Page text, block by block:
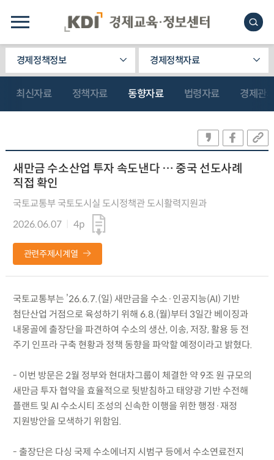
경제정책정보 경제정책자료
최신자료 정책자료 동향자료 법령자료 경제관
새만금 수소산업 투자 속도낸다 … 중국 선도사례
직접 확인
국토교통부 국토도시실 도시정책관 도시활력지원과
2026.06.07
4p
관련주제시계열
국토교통부는 ’26.6.7.(일) 새만금을 수소·인공지능(AI) 기반
첨단산업 거점으로 육성하기 위해 6.8.(월)부터 3일간 베이징과
내몽골에 출장단을 파견하여 수소의 생산, 이송, 저장, 활용 등 전
주기 인프라 구축 현황과 정책 동향을 파악할 예정이라고 밝혔다.
- 이번 방문은 2월 정부와 현대차그룹이 체결한 약 9조 원 규모의
새만금 투자 협약을 효율적으로 뒷받침하고 태양광 기반 수전해
플랜트 및 AI 수소시티 조성의 신속한 이행을 위한 행정·재정
지원방안을 모색하기 위함임.
- 출장단은 다싱 국제 수소에너지 시범구 등에서 수소연료전지